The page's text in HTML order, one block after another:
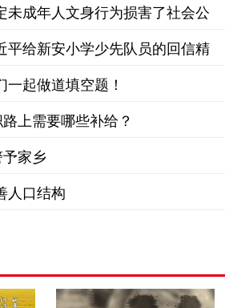
未成年人文身行为损害了社会公
平给新安小学少先队员的回信精
起做道填空题！
上需要哪些补给？
家乡
人口结构